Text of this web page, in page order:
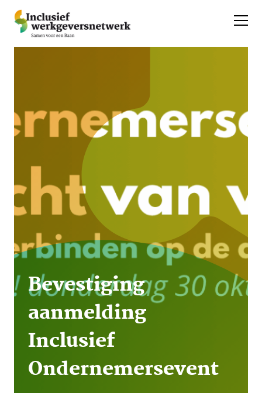
Bevestiging
aanmelding
Inclusief
Ondernemersevent